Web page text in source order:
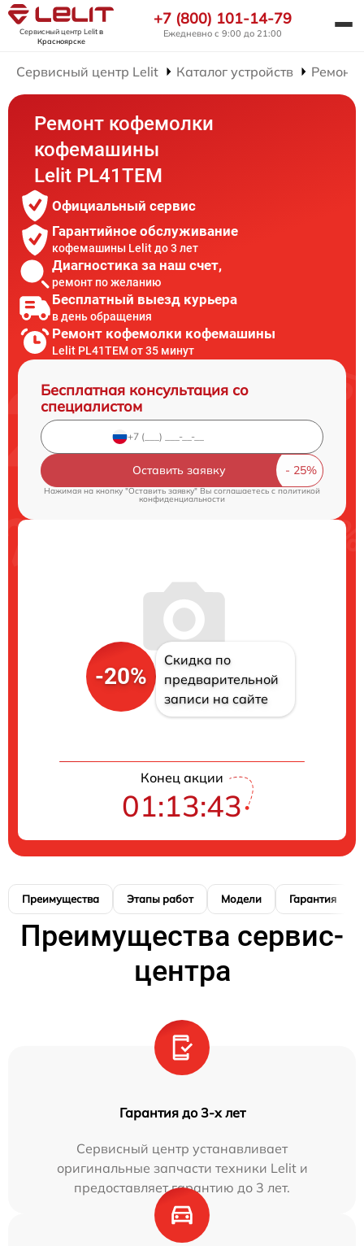
Сервисный центр Lelitв
Красноярске
+7 (800) 101-14-79
Ежедневно с 9:00 до 21:00
Сервисный центр Lelit Каталог устройств
Ремонт кофемолки
кофемашины
Lelit PL41TEM
Официальный сервис
Гарантийное обслуживание
кофемашины Lelit до 3 лет
Диагностика за наш счет,
ремонт по желанию
Бесплатный выезд курьера
в день обращения
Ремонт кофемолки кофемашины
Lelit PL41TEM от 35 минут
Бесплатная консультация со
специалистом
Оставить заявку
Нажимая на кнопку "Оставить заявку" Вы соглашаетесь cполитикой
конфиденциальности
-20%
Скидка по
предварительной
записи на сайте
Конец акции
01:13:43
Преимущества Этапы работ Модели Гарантия
Преимущества сервис-
центра
Гарантия до 3-х лет
Сервисный центр устанавливает
оригинальные запчасти техники Lelit и
предоставляет гарантию до 3 лет.